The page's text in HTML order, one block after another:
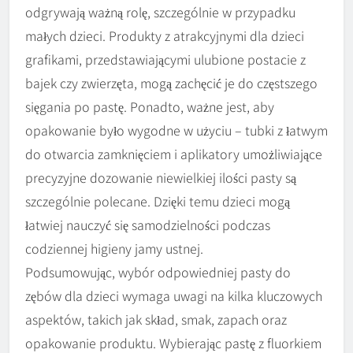
odgrywają ważną rolę, szczególnie w przypadku
małych dzieci. Produkty z atrakcyjnymi dla dzieci
grafikami, przedstawiającymi ulubione postacie z
bajek czy zwierzęta, mogą zachęcić je do częstszego
sięgania po pastę. Ponadto, ważne jest, aby
opakowanie było wygodne w użyciu – tubki z łatwym
do otwarcia zamknięciem i aplikatory umożliwiające
precyzyjne dozowanie niewielkiej ilości pasty są
szczególnie polecane. Dzięki temu dzieci mogą
łatwiej nauczyć się samodzielności podczas
codziennej higieny jamy ustnej.
Podsumowując, wybór odpowiedniej pasty do
zębów dla dzieci wymaga uwagi na kilka kluczowych
aspektów, takich jak skład, smak, zapach oraz
opakowanie produktu. Wybierając pastę z fluorkiem